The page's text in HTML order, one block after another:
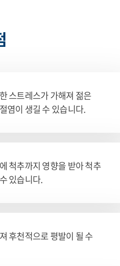
스트레스가 가해져 젊은
염이 생길 수 있습니다.
척추까지 영향을 받아 척추
있습니다.
후천적으로 평발이 될 수